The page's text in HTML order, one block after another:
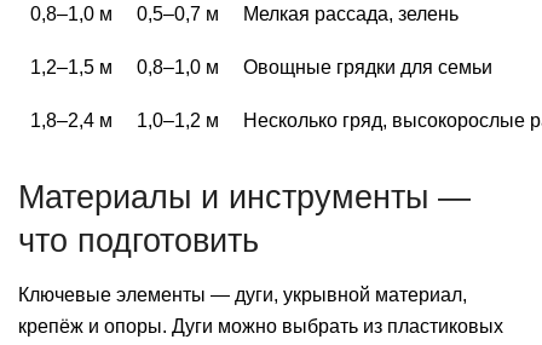
0,8–1,0 м 0,5–0,7 м Мелкая рассада, зелень
1,2–1,5 м 0,8–1,0 м Овощные грядки для семьи
1,8–2,4 м 1,0–1,2 м Несколько гряд, высокорослые
Материалы и инструменты —
что подготовить
Ключевые элементы — дуги, укрывной материал,
крепёж и опоры. Дуги можно выбрать из пластиковых